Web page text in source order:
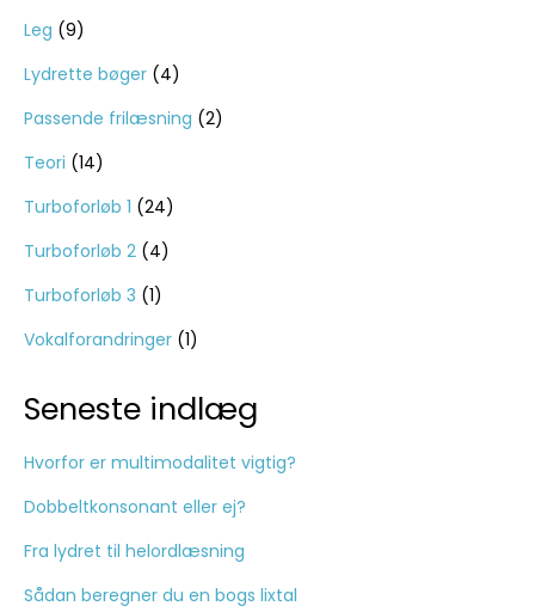
Leg (9)
Lydrette bøger (4)
Passende frilæsning (2)
Teori (14)
Turboforløb 1 (24)
Turboforløb 2 (4)
Turboforløb 3 (1)
Vokalforandringer (1)
Seneste indlæg
Hvorfor er multimodalitet vigtig?
Dobbeltkonsonant eller ej?
Fra lydret til helordlæsning
Sådan beregner du en bogs lixtal